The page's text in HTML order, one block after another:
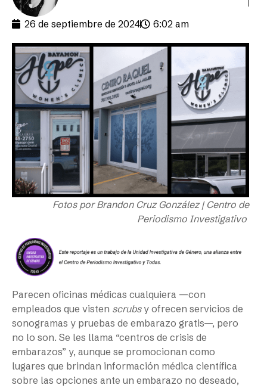
26 de septiembre de 2024 6:02 am
Fotos por Brandon Cruz González | Centro de
Periodismo Investigativo
Parecen oficinas médicas cualquiera —con
empleados que visten scrubsy ofrecen servicios de
sonogramas y pruebas de embarazo gratis—, pero
no lo son. Se les llama “centros de crisis de
embarazos” y, aunque se promocionan como
lugares que brindan información médica científica
sobre las opciones ante un embarazo no deseado,